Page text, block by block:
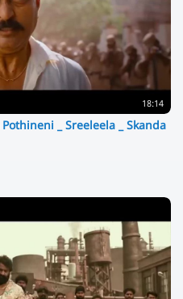
18:14
Pothineni _ Sreeleela _ Skanda